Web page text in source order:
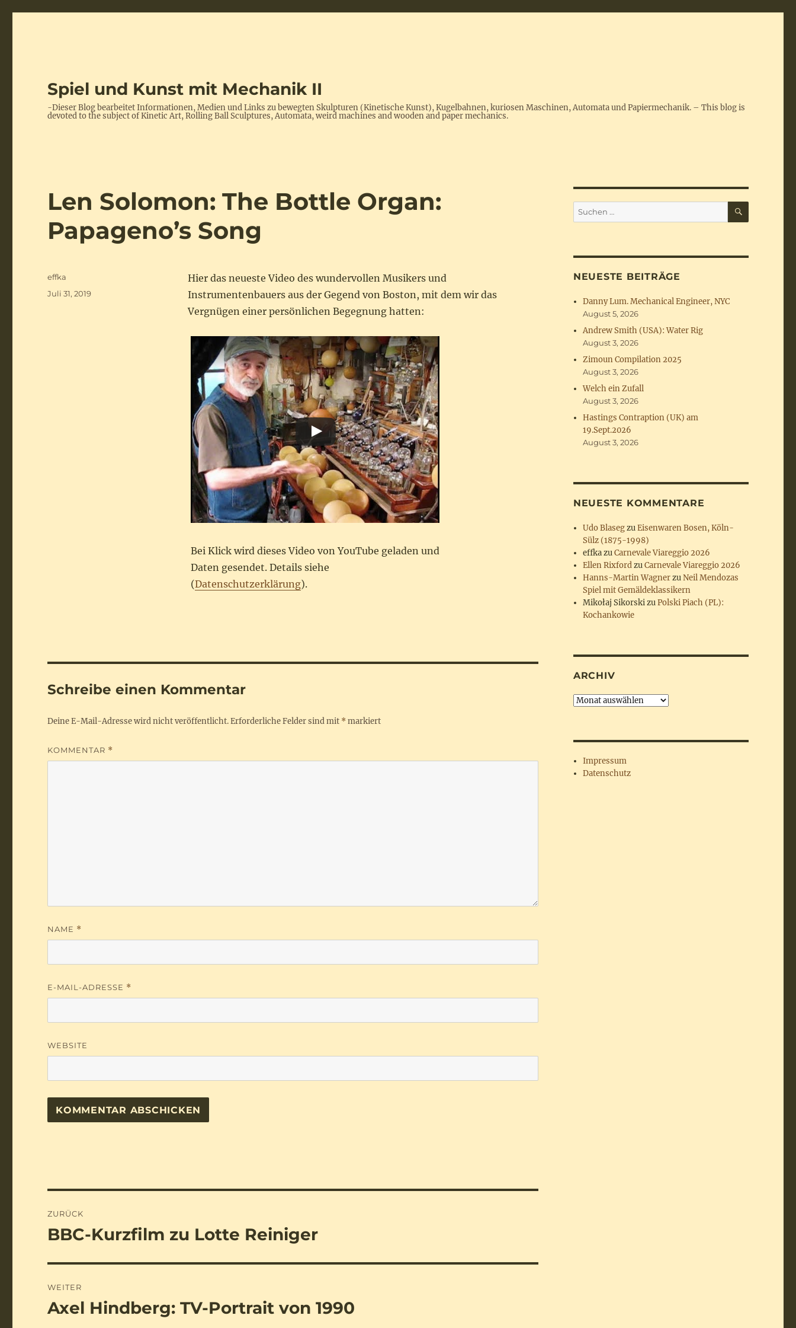
Spiel und Kunst mit Mechanik II
-Dieser Blog bearbeitet Informationen, Medien und Links zu bewegten Skulpturen (Kinetische Kunst), Kugelbahnen, kuriosen Maschinen, Automata und Papiermechanik. – This blog is
devoted to the subject of Kinetic Art, Rolling Ball Sculptures, Automata, weird machines and wooden and paper mechanics.
Len Solomon: The Bottle Organ:
Papageno’s Song
Hier das neueste Video des wundervollen Musikers und
Instrumentenbauers aus der Gegend von Boston, mit dem wir das
Vergnügen einer persönlichen Begegnung hatten:
Bei Klick wird dieses Video von YouTube geladen und
Daten gesendet. Details siehe
(Datenschutzerklärung).
Autor
effka
Veröffentlicht
Juli 31, 2019
Schreibe einen Kommentar
Deine E-Mail-Adresse wird nicht veröffentlicht.Erforderliche Felder sind mit * markiert
KOMMENTAR *
NAME *
E-MAIL-ADRESSE *
WEBSITE
ZURÜCK
Vorheriger
BBC-Kurzfilm zu Lotte Reiniger
WEITER
Nächster
Axel Hindberg: TV-Portrait von 1990
Suchen
nach:
SUCHEN
NEUESTE BEITRÄGE
Danny Lum. Mechanical Engineer, NYC
August 5, 2026
Andrew Smith (USA): Water Rig
August 3, 2026
Zimoun Compilation 2025
August 3, 2026
Welch ein Zufall
August 3, 2026
Hastings Contraption (UK) am
19.Sept.2026
August 3, 2026
NEUESTE KOMMENTARE
Udo BlasegzuEisenwaren Bosen, Köln-
Sülz (1875-1998)
effkazuCarnevale Viareggio 2026
Ellen RixfordzuCarnevale Viareggio 2026
Hanns-Martin WagnerzuNeil Mendozas
Spiel mit Gemäldeklassikern
Mikołaj SikorskizuPolski Piach (PL):
Kochankowie
ARCHIV
Archiv
Impressum
Datenschutz